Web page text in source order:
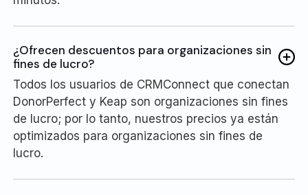
¿Ofrecen descuentos para organizaciones sin
fines de lucro?
Todos los usuarios de CRMConnect que conectan
DonorPerfect y Keap son organizaciones sin fines
de lucro; por lo tanto, nuestros precios ya están
optimizados para organizaciones sin fines de
lucro.